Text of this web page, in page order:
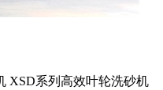
XSD系列高效叶轮洗砂机